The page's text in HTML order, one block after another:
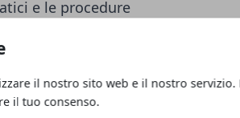
il nostro sito web e il nostro servizio.
il tuo consenso.
e le procedure
web acquisiscono
informatico (ad es.
il nome di
l’accesso o